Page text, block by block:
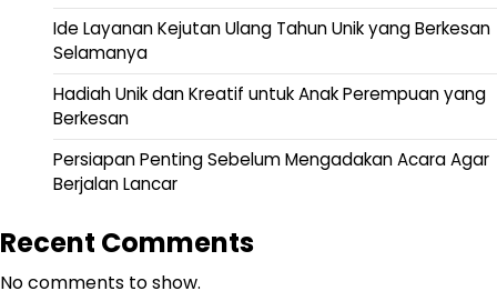
Ide Layanan Kejutan Ulang Tahun Unik yang Berkesan
Selamanya
Hadiah Unik dan Kreatif untuk Anak Perempuan yang
Berkesan
Persiapan Penting Sebelum Mengadakan Acara Agar
Berjalan Lancar
Recent Comments
No comments to show.